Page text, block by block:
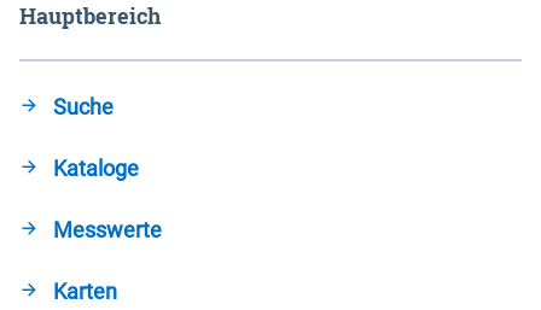
Hauptbereich
Suche
Kataloge
Messwerte
Karten